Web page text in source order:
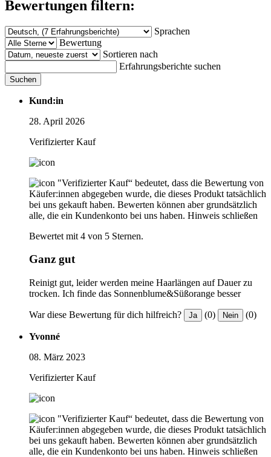
Bewertungen filtern:
Sprachen
Bewertung
Sortieren nach
Erfahrungsberichte suchen
Suchen
Kund:in
28. April 2026
Verifizierter Kauf
"Verifizierter Kauf“ bedeutet, dass die Bewertung von
Käufer:innen abgegeben wurde, die dieses Produkt tatsächlich
bei uns gekauft haben. Bewerten können aber grundsätzlich
alle, die ein Kundenkonto bei uns haben. Hinweis schließen
Bewertet mit 4 von 5 Sternen.
Ganz gut
Reinigt gut, leider werden meine Haarlängen auf Dauer zu
trocken. Ich finde das Sonnenblume&Süßorange besser
War diese Bewertung für dich hilfreich? Ja (0) Nein (0)
Yvonné
08. März 2023
Verifizierter Kauf
"Verifizierter Kauf“ bedeutet, dass die Bewertung von
Käufer:innen abgegeben wurde, die dieses Produkt tatsächlich
bei uns gekauft haben. Bewerten können aber grundsätzlich
alle, die ein Kundenkonto bei uns haben. Hinweis schließen